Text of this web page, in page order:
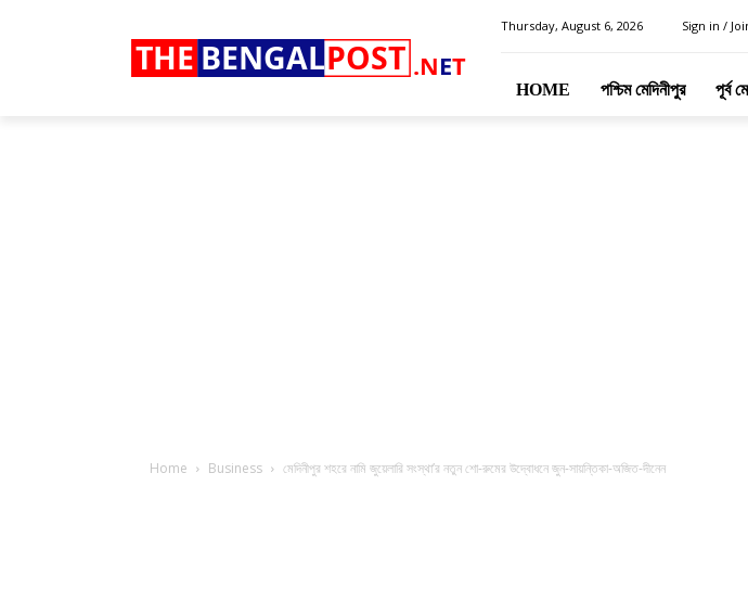
.NET
THE BENGALPOST
Thursday, August 6, 2026 Sign in /
HOME পশ্চিম মেদিনীপুর পূর্ব
Home Business মেদিনীপুর শহরে নামি জুয়েলারি সংস্থা’র নতুন শো-রুমের উদ্বোধনে জুন-সায়ন্তিকা-অজিত-দীনেন